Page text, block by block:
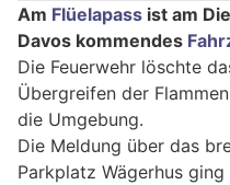
Am Flüelapass ist am
Davos kommendes
Die Feuerwehr löschte
Übergreifen der
die Umgebung.
Die Meldung über das
Parkplatz Wägerhus